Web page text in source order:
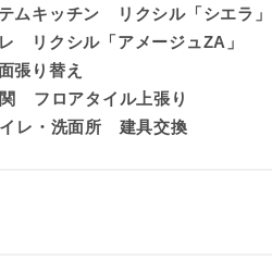
ムキッチン リクシル「シエラ」
リクシル「アメージュZA」
張り替え
フロアタイル上張り
イレ・洗面所 建具交換